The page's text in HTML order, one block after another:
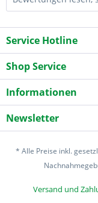
Service Hotline
Shop Service
Informationen
Newsletter
* Alle Preise inkl.
Versand und